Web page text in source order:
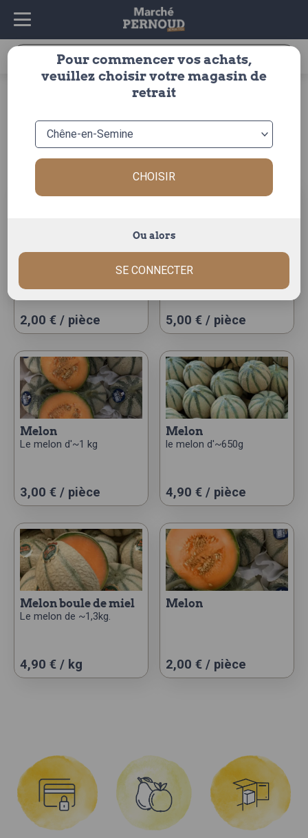
Recherche
Pour commencer vos achats,
veuillez choisir votre magasin de
retrait
CHOISIR
Ou alors
SE CONNECTER
fruits & légumes > fruits
Trier par :
2,00 € / pièce 5,00 € / pièce
melon
Le melon d'~1 kg
3,00 € / pièce
melon
le melon d'~650g
4,90 € / pièce
melon boule de miel
Le melon de ~1,3kg.
4,90 € / kg
melon
2,00 € / pièce